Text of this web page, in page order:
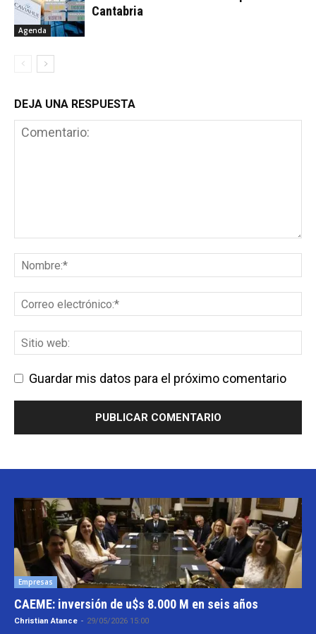
Agenda
Cantabria
DEJA UNA RESPUESTA
Guardar mis datos para el próximo comentario
Empresas
CAEME: inversión de u$s 8.000 M en seis años
Christian Atance - 29/05/2026 15:00